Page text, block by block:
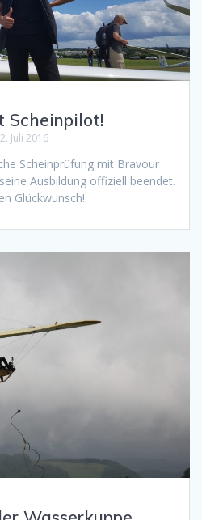
Scheinpilot!
Juli 2016
Scheinprüfung mit Bravour
Ausbildung offiziell beendet.
Glückwunsch!